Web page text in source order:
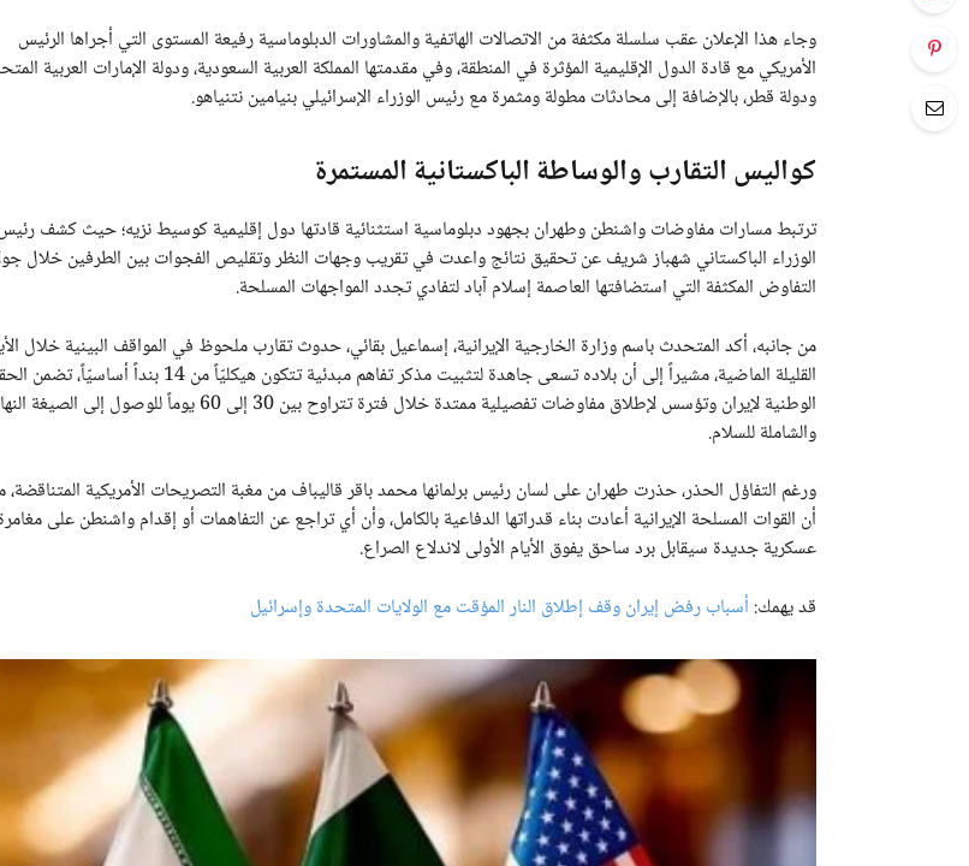
وجاء هذا الإعلان عقب سلسلة مكثفة من الاتصالات الهاتفية والمشاورات الدبلوماسية رفيعة المستوى التي أجراها الرئيس
الأمريكي مع قادة الدول الإقليمية المؤثرة في المنطقة، وفي مقدمتها المملكة العربية السعودية، ودولة الإمارات العربية
ودولة قطر، بالإضافة إلى محادثات مطولة ومثمرة مع رئيس الوزراء الإسرائيلي بنيامين نتنياهو.
كواليس التقارب والوساطة الباكستانية المستمرة
ترتبط مسارات مفاوضات واشنطن وطهران بجهود دبلوماسية استثنائية قادتها دول إقليمية كوسيط نزيه؛ حيث كشف
الوزراء الباكستاني شهباز شريف عن تحقيق نتائج واعدت في تقريب وجهات النظر وتقليص الفجوات بين الطرفين خلال
التفاوض المكثفة التي استضافتها العاصمة إسلام آباد لتفادي تجدد المواجهات المسلحة.
من جانبه، أكد المتحدث باسم وزارة الخارجية الإيرانية، إسماعيل بقائي، حدوث تقارب ملحوظ في المواقف البينية خلال
القليلة الماضية، مشيراً إلى أن بلاده تسعى جاهدة لتثبيت مذكر تفاهم مبدئية تتكون هيكليّاً من 14 بنداً
الوطنية لإيران وتؤسس لإطلاق مفاوضات تفصيلية ممتدة خلال فترة تتراوح بين 30 إلى 60 يوماً للوصول إلى
والشاملة للسلام.
ورغم التفاؤل الحذر، حذرت طهران على لسان رئيس برلمانها محمد باقر قاليباف من مغبة التصريحات الأمريكية المتناقضة،
أن القوات المسلحة الإيرانية أعادت بناء قدراتها الدفاعية بالكامل، وأن أي تراجع عن التفاهمات أو إقدام واشنطن على
عسكرية جديدة سيقابل برد ساحق يفوق الأيام الأولى لاندلاع الصراع.
قد يهمك: أسباب رفض إيران وقف إطلاق النار المؤقت مع الولايات المتحدة وإسرائيل